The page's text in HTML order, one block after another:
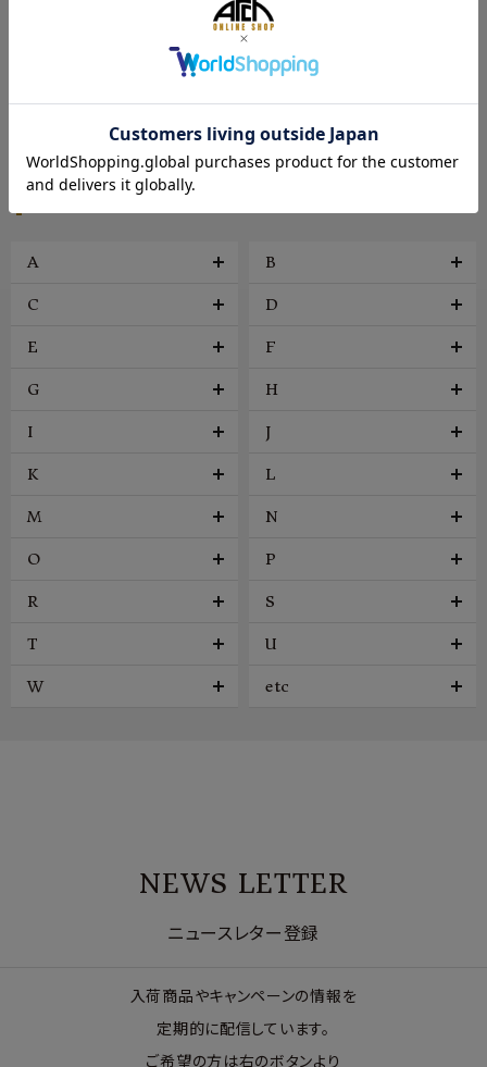
ボトムス
バッグ
帽子 アクセサリー
ファッション雑貨 ヴィンテージ
A B
C D
E F
G H
I J
K L
M N
O P
R S
T U
W etc
NEWS LETTER
ニュースレター登録
入荷商品やキャンペーンの情報を
定期的に配信しています。
ご希望の方は右のボタンより